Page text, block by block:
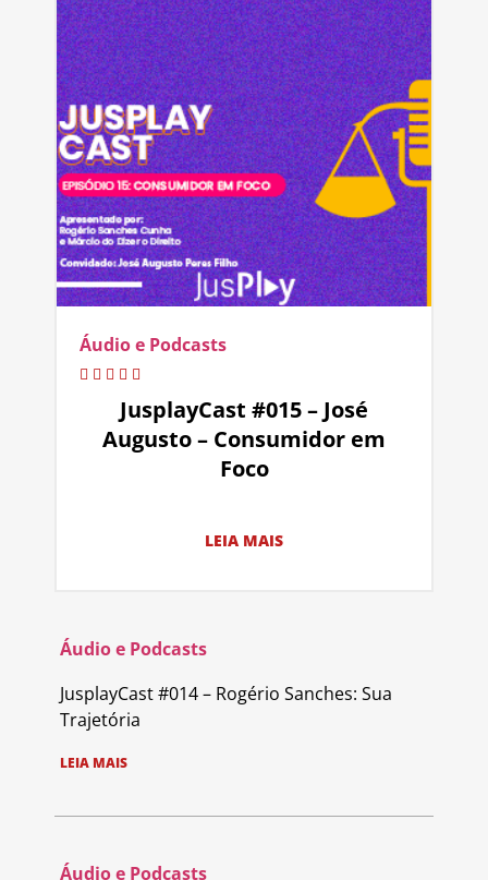
Áudio e Podcasts
JusplayCast #015 – José
Augusto – Consumidor em
Foco
LEIA MAIS
Áudio e Podcasts
JusplayCast #014 – Rogério Sanches: Sua
Trajetória
LEIA MAIS
Áudio e Podcasts